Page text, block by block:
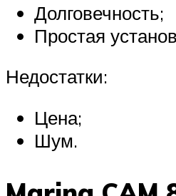
Долговечность;
Простая
Недостатки:
Цена;
Шум.